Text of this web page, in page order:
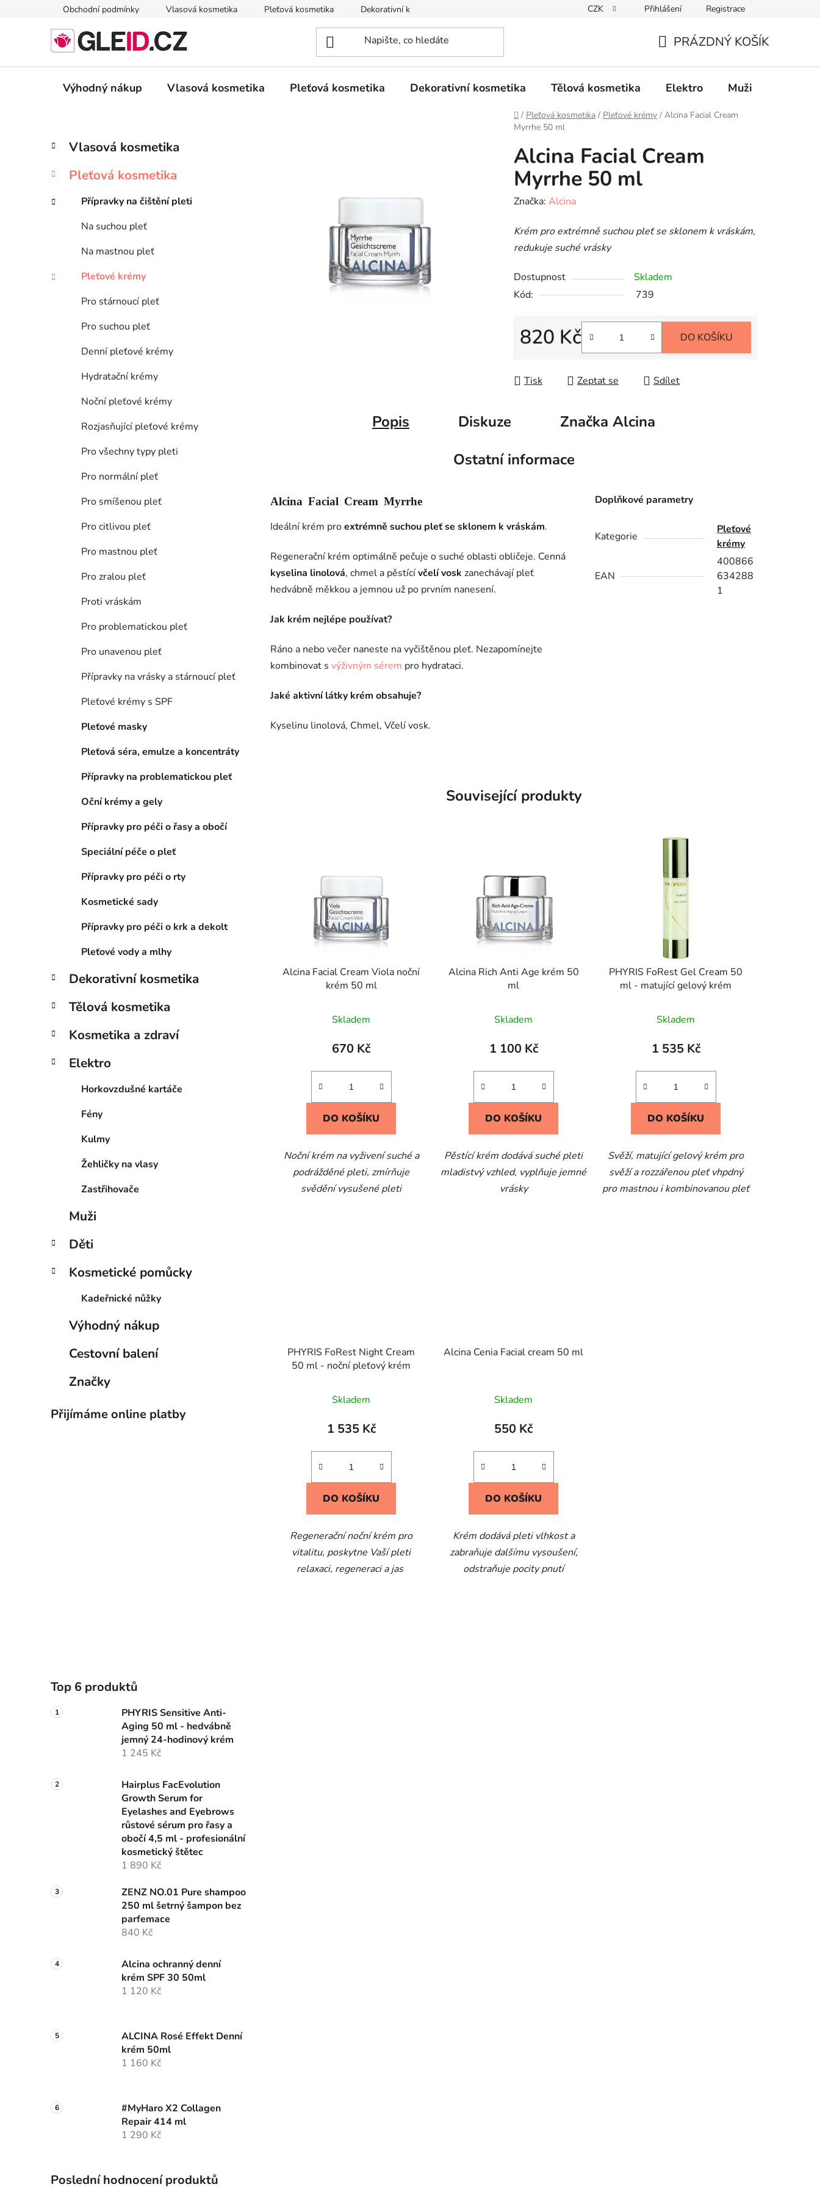
Obchodní podmínky Vlasová kosmetika Pleťová kosmetika Dekorativní kosmetika Elektro Děti Výhodný nákup
CZK Přihlášení Registrace
KOŠÍK
PRÁZDNÝ KOŠÍK
Výhodný nákup Vlasová kosmetika Pleťová kosmetika Dekorativní kosmetika Tělová kosmetika Elektro Muži
Domů
/ Pleťová kosmetika / Pleťové krémy / Alcina Facial Cream
Myrrhe 50 ml
P
s
r
p
Přeskočit
kategorie
K
a
e
o
Vlasová kosmetika
Pleťová kosmetika
Přípravky na čištění pleti
Na suchou pleť
Na mastnou pleť
Pleťové krémy
Pro stárnoucí pleť
Pro suchou pleť
Denní pleťové krémy
Hydratační krémy
Noční pleťové krémy
Rozjasňující pleťové krémy
Pro všechny typy pleti
Pro normální pleť
Pro smíšenou pleť
Pro citlivou pleť
Pro mastnou pleť
Pro zralou pleť
Proti vráskám
Pro problematickou pleť
Pro unavenou pleť
Přípravky na vrásky a stárnoucí pleť
Pleťové krémy s SPF
Pleťové masky
Pleťová séra, emulze a koncentráty
Přípravky na problematickou pleť
Oční krémy a gely
Přípravky pro péči o řasy a obočí
Speciální péče o pleť
Přípravky pro péči o rty
Kosmetické sady
Přípravky pro péči o krk a dekolt
Pleťové vody a mlhy
Dekorativní kosmetika
Tělová kosmetika
Kosmetika a zdraví
Elektro
Horkovzdušné kartáče
Fény
Kulmy
Žehličky na vlasy
Zastřihovače
Muži
Děti
Kosmetické pomůcky
Kadeřnické nůžky
Výhodný nákup
Cestovní balení
Značky
Přijímáme online platby
Top 6 produktů
PHYRIS Sensitive Anti-
Aging 50 ml - hedvábně
jemný 24-hodinový krém
1 245 Kč
Hairplus FacEvolution
Growth Serum for
Eyelashes and Eyebrows
růstové sérum pro řasy a
obočí 4,5 ml - profesionální
kosmetický štětec
1 890 Kč
ZENZ NO.01 Pure shampoo
250 ml šetrný šampon bez
parfemace
840 Kč
Alcina ochranný denní
krém SPF 30 50ml
1 120 Kč
ALCINA Rosé Effekt Denní
krém 50ml
1 160 Kč
#MyHaro X2 Collagen
Repair 414 ml
1 290 Kč
Poslední hodnocení produktů
Alcina Facial Cream
Myrrhe 50 ml
Značka: Alcina
Krém pro extrémně suchou pleť se sklonem k vráskám,
redukuje suché vrásky
Dostupnost
Skladem
Kód:
739
820 Kč DO KOŠÍKU
Tisk Zeptat se Sdílet
Popis Diskuze Značka Alcina
Ostatní informace
Alcina Facial Cream Myrrhe
Ideální krém proextrémně suchou pleť se sklonem k vráskám.
Regenerační krém optimálně pečuje o suché oblasti obličeje. Cenná
kyselina linolová, chmel a pěstícívčelí vosk zanechávají pleť
hedvábně měkkou a jemnou už po prvním nanesení.
Jak krém nejlépe používat?
Ráno a nebo večer naneste na vyčištěnou pleť. Nezapomínejte
kombinovat s výživným sérem pro hydrataci.
Jaké aktivní látky krém obsahuje?
Kyselinu linolová, Chmel, Včelí vosk.
Doplňkové parametry
Kategorie
Pleťové
krémy
EAN
400866
634288
1
Související produkty
Alcina Facial Cream Viola noční
krém 50 ml
Skladem
670 Kč
DO KOŠÍKU
Noční krém na vyživení suché a
podrážděné pleti, zmírňuje
svědění vysušené pleti
Alcina Rich Anti Age krém 50
ml
Skladem
1 100 Kč
DO KOŠÍKU
Pěstící krém dodává suché pleti
mladistvý vzhled, vyplňuje jemné
vrásky
PHYRIS FoRest Gel Cream 50
ml - matující gelový krém
Skladem
1 535 Kč
DO KOŠÍKU
Svěží, matující gelový krém pro
svěží a rozzářenou pleť vhpdný
pro mastnou i kombinovanou pleť
PHYRIS FoRest Night Cream
50 ml - noční pleťový krém
Skladem
1 535 Kč
DO KOŠÍKU
Regenerační noční krém pro
vitalitu, poskytne Vaší pleti
relaxaci, regeneraci a jas
Alcina Cenia Facial cream 50 ml
Skladem
550 Kč
DO KOŠÍKU
Krém dodává pleti vlhkost a
zabraňuje dalšímu vysoušení,
odstraňuje pocity pnutí